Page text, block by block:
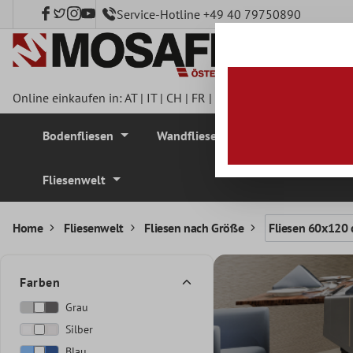
springen Service-Hotline +49 40 79750890
Online einkaufen in:AT| IT| CH | FR |
Bodenfliesen Wandfliesen
Fliesenwelt
Home Fliesenwelt Fliesen nach Größe Fliesen 60x120
Farben
Grau
Silber